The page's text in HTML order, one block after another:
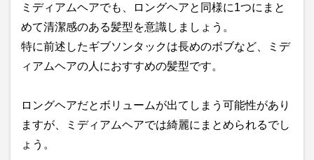
ミディアムヘアでも、ロングヘアと同様に1つにまと
めて清潔感のある髪型を意識しましょう。
特に前述したギブソンタックは長めのボブなど、ミデ
ィアムヘアの人におすすめの髪型です。
ロングヘアだとボリュームが出てしまう可能性があり
ますが、ミディアムヘアでは綺麗にまとめられるでし
ょう。